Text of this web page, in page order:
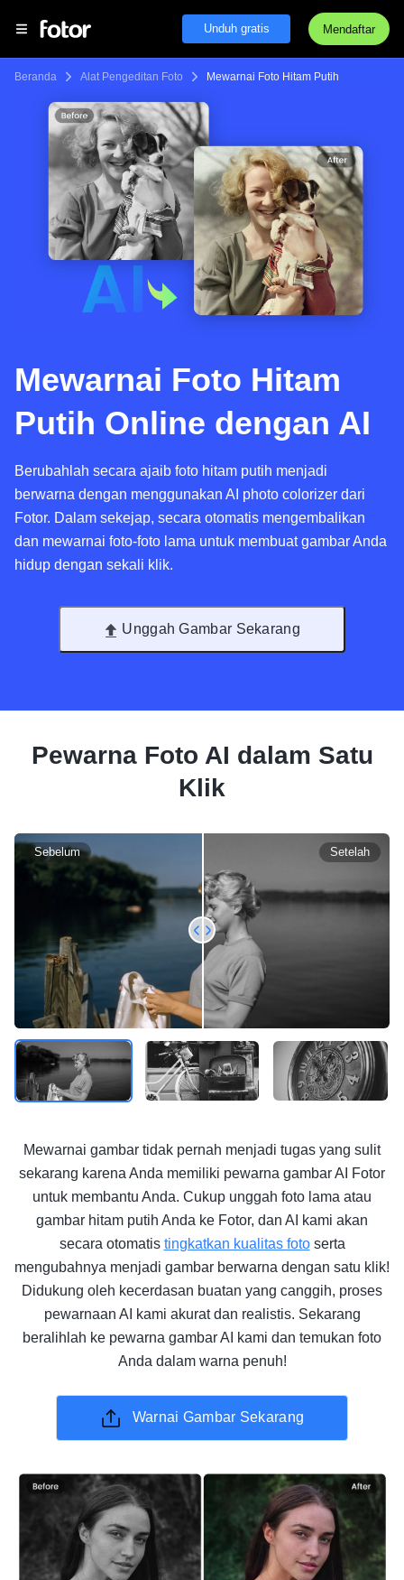
Unduh gratis Mendaftar
Beranda Alat Pengeditan Foto Mewarnai Foto Hitam Putih
Mewarnai Foto Hitam
Putih Online dengan AI
Berubahlah secara ajaib foto hitam putih menjadi
berwarna dengan menggunakan AI photo colorizer dari
Fotor. Dalam sekejap, secara otomatis mengembalikan
dan mewarnai foto-foto lama untuk membuat gambar Anda
hidup dengan sekali klik.
Unggah Gambar Sekarang
Pewarna Foto AI dalam Satu
Klik
Sebelum Setelah
Mewarnai gambar tidak pernah menjadi tugas yang sulit
sekarang karena Anda memiliki pewarna gambar AI Fotor
untuk membantu Anda. Cukup unggah foto lama atau
gambar hitam putih Anda ke Fotor, dan AI kami akan
secara otomatis tingkatkan kualitas fotoserta
mengubahnya menjadi gambar berwarna dengan satu klik!
Didukung oleh kecerdasan buatan yang canggih, proses
pewarnaan AI kami akurat dan realistis. Sekarang
beralihlah ke pewarna gambar AI kami dan temukan foto
Anda dalam warna penuh!
Warnai Gambar Sekarang